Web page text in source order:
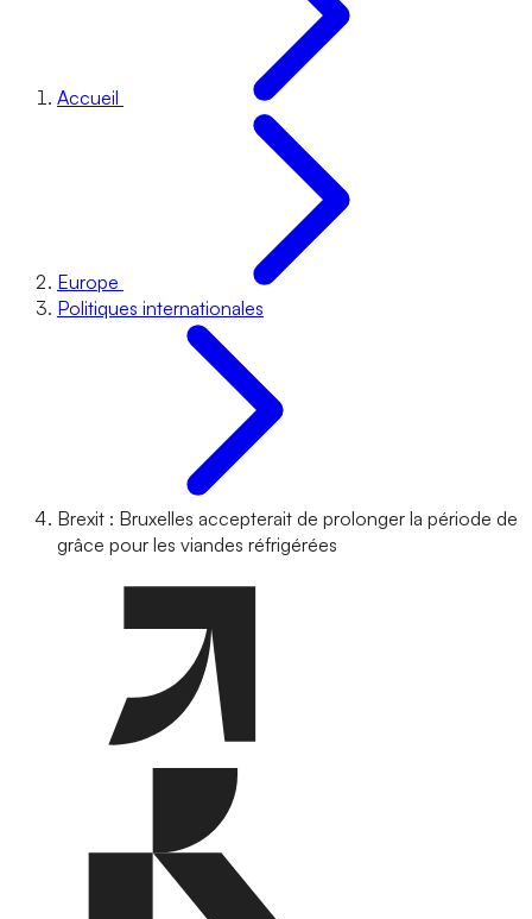
Accueil
Europe
Politiques internationales
Brexit : Bruxelles accepterait de prolonger la période de
grâce pour les viandes réfrigérées